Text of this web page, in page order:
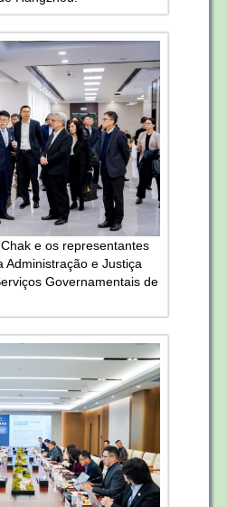
e os representantes
Administração e Justiça
Governamentais de